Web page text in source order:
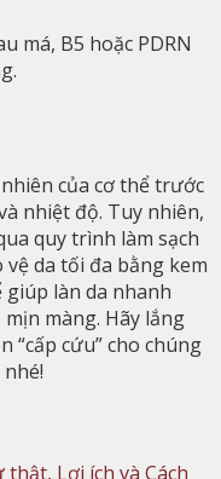
má, B5 hoặc PDRN
của cơ thể trước
nhiệt độ. Tuy nhiên,
quy trình làm sạch
vệ da tối đa bằng kem
làn da nhanh
màng. Hãy lắng
“cấp cứu” cho chúng